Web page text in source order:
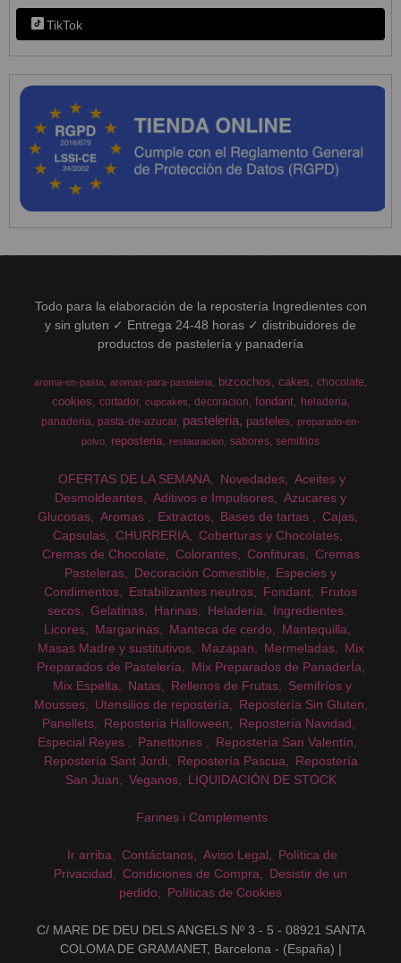
TikTok
Todo para la elaboración de la repostería Ingredientes con
y sin gluten ✓ Entrega 24-48 horas ✓ distribuidores de
productos de pastelería y panadería
aroma-en-pasta aromas-para-pasteleria bizcochos cakes chocolate
cookies cortador cupcakes decoracion fondant
heladeria
panaderia pasta-de-azucar pasteleria pasteles
preparado-en-
polvo
reposteria restauracion sabores semifrios
OFERTAS DE LA SEMANA Novedades
Aceites y
Desmoldeantes
Aditivos e Impulsores
Azucares y
Glucosas
Aromas Extractos Bases de tartas
Cajas
Capsulas
CHURRERIA
Coberturas y Chocolates
Cremas de Chocolate
Colorantes Confituras
Cremas
Pasteleras
Decoración Comestible
Especies y
Condimentos
Estabilizantes neutros Fondant
Frutos
secos
Gelatinas Harinas Heladería
Ingredientes
Licores
Margarinas Manteca de cerdo
Mantequilla
Masas Madre y sustitutivos
Mazapan Mermeladas
Mix
Preparados de Pastelería
Mix Preparados de PanaderÍa
Mix Espelta
Natas Rellenos de Frutas
Semifríos y
Mousses
Utensilios de repostería
Repostería Sin Gluten
Panellets
Repostería Halloween
Repostería Navidad
Especial Reyes
Panettones
Repostería San Valentín
Repostería Sant Jordi
Repostería Pascua
Repostería
San Juan
Veganos LIQUIDACIÓN DE STOCK
Farines i Complements
Ir arriba Contáctanos Aviso Legal
Política de
Privacidad
Condiciones de Compra
Desistir de un
pedido
Políticas de Cookies
C/ MARE DE DEU DELS ANGELS Nº 3 - 5 - 08921 SANTA
COLOMA DE GRAMANET, Barcelona - (España) |